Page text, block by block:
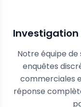
Notre équipe
enquêtes
commerciales
réponse